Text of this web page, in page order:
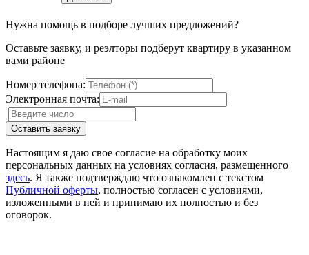
Нужна помощь в подборе лучших предложений?
Оставьте заявку, и реэлторы подберут квартиру в указанном
вами районе
Номер телефона:
Электронная почта:
Настоящим я даю свое согласие на обработку моих
персональных данных на условиях согласия, размещенного
здесь. Я также подтверждаю что ознакомлен с текстом
Публичной оферты, полностью согласен с условиями,
изложенными в ней и принимаю их полностью и без
оговорок.